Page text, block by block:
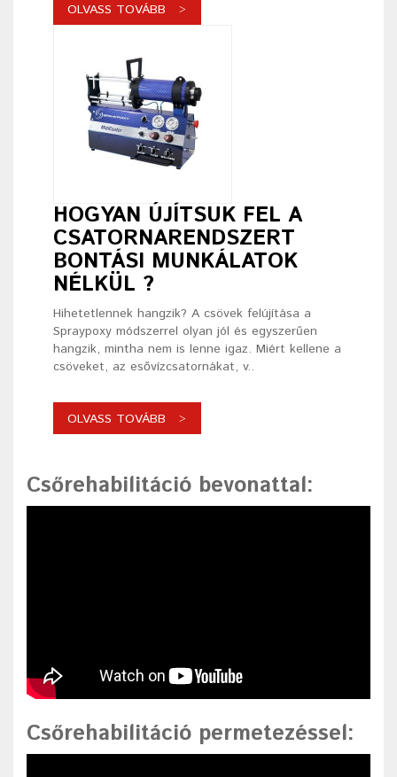
OLVASS TOVÁBB
HOGYAN ÚJÍTSUK FEL A
CSATORNARENDSZERT
BONTÁSI MUNKÁLATOK
NÉLKÜL ?
Hihetetlennek hangzik? A csövek felújítása a
Spraypoxy módszerrel olyan jól és egyszerűen
hangzik, mintha nem is lenne igaz. Miért kellene a
csöveket, az esővízcsatornákat, v..
OLVASS TOVÁBB
Csőrehabilitáció bevonattal:
Csőrehabilitáció permetezéssel: